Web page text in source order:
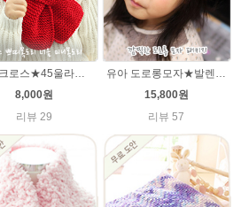
아기 크로스★45울라인 목도리뜨기 쁘띠목도리 너음 미니목도리
8,000원
리뷰 29
유아 도로롱모자★발렌타인울 루피망고스타일 모자뜨개질
15,800원
리뷰 57